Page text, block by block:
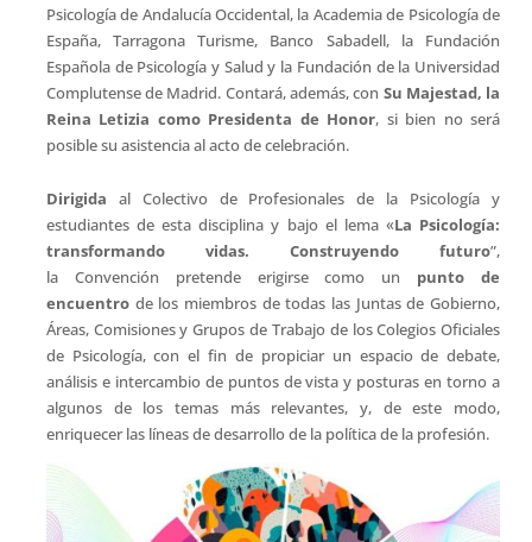
Psicología de Andalucía Occidental, la Academia de Psicología de
España, Tarragona Turisme, Banco Sabadell, la Fundación
Española de Psicología y Salud y la Fundación de la Universidad
Complutense de Madrid. Contará, además, con Su Majestad, la
Reina Letizia como Presidenta de Honor, si bien no será
posible su asistencia al acto de celebración.
Dirigida al Colectivo de Profesionales de la Psicología y
estudiantes de esta disciplina y bajo el lema «La Psicología:
transformando vidas. Construyendo futuro”,
la Convención pretende erigirse como un punto de
encuentrode los miembros de todas las Juntas de Gobierno,
Áreas, Comisiones y Grupos de Trabajo de los Colegios Oficiales
de Psicología, con el fin de propiciar un espacio de debate,
análisis e intercambio de puntos de vista y posturas en torno a
algunos de los temas más relevantes, y, de este modo,
enriquecer las líneas de desarrollo de la política de la profesión.